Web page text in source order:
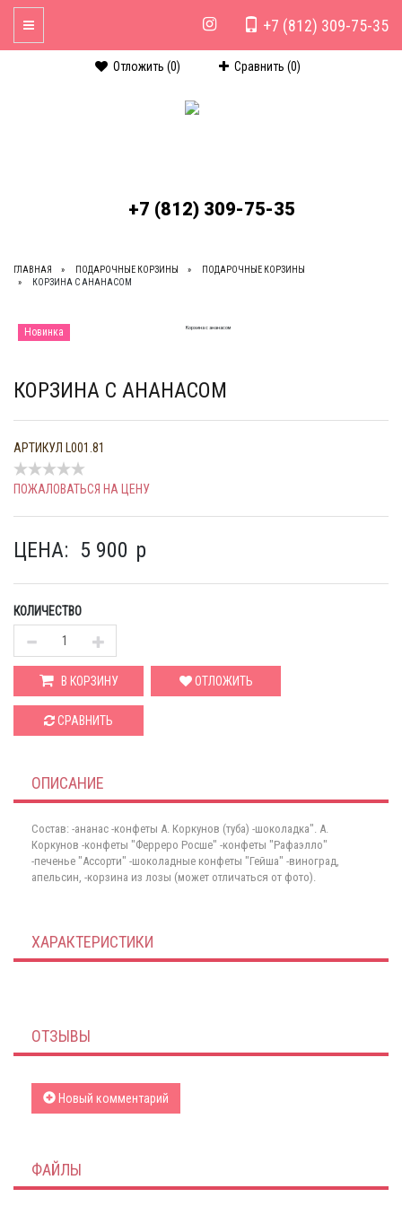
Отложить (0) Сравнить (0)
+7 (812) 309-75-35
+7 (812) 309-75-35
Toggle Navigation
ГЛАВНАЯ ПОДАРОЧНЫЕ КОРЗИНЫ
ПОДАРОЧНЫЕ КОРЗИНЫ
КОРЗИНА С АНАНАСОМ
Новинка
КОРЗИНА С АНАНАСОМ
АРТИКУЛ L001.81
ПОЖАЛОВАТЬСЯ НА ЦЕНУ
ЦЕНА: 5 900 p
КОЛИЧЕСТВО
В КОРЗИНУ ОТЛОЖИТЬ
СРАВНИТЬ
ОПИСАНИЕ
Состав: -ананас -конфеты А. Коркунов (туба) -шоколадка". А.
Коркунов -конфеты "Ферреро Росше" -конфеты "Рафаэлло"
-печенье "Ассорти" -шоколадные конфеты "Гейша" -виноград,
апельсин, -корзина из лозы (может отличаться от фото).
ХАРАКТЕРИСТИКИ
ОТЗЫВЫ
Новый комментарий
ФАЙЛЫ